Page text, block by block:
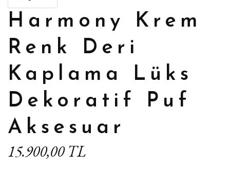
Harmony Krem
Renk Deri
Kaplama Lüks
Dekoratif Puf
Aksesuar
15.900,00 TL